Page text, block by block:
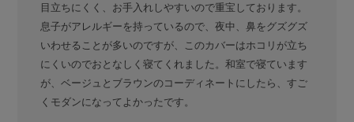
目立ちにくく、お手入れしやすいので重宝しております。
息子がアレルギーを持っているので、夜中、鼻をグズグズ
いわせることが多いのですが、このカバーはホコリが立ち
にくいのでおとなしく寝てくれました。和室で寝ています
が、ベージュとブラウンのコーディネートにしたら、すご
くモダンになってよかったです。